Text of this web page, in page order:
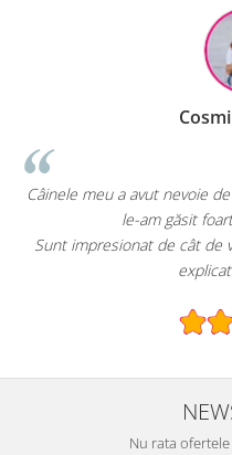
Câinele meu a avut nevoie de
le-am găsit foarte
Sunt impresionat de cât de
explicate
Nu rata